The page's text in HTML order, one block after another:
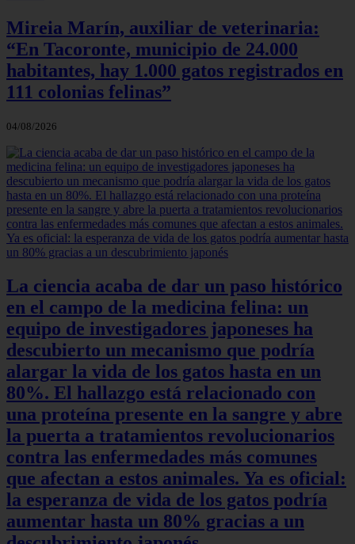
Mireia Marín, auxiliar de veterinaria:
“En Tacoronte, municipio de 24.000
habitantes, hay 1.000 gatos registrados en
111 colonias felinas”
04/08/2026
La ciencia acaba de dar un paso histórico
en el campo de la medicina felina: un
equipo de investigadores japoneses ha
descubierto un mecanismo que podría
alargar la vida de los gatos hasta en un
80%. El hallazgo está relacionado con
una proteína presente en la sangre y abre
la puerta a tratamientos revolucionarios
contra las enfermedades más comunes
que afectan a estos animales. Ya es oficial:
la esperanza de vida de los gatos podría
aumentar hasta un 80% gracias a un